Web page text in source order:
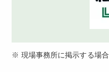
※ 現場事務所に掲示する場